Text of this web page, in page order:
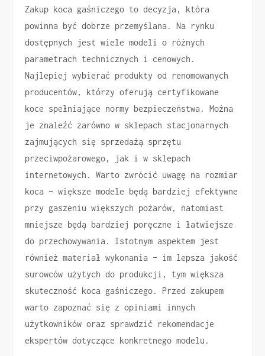
Zakup koca gaśniczego to decyzja, która
powinna być dobrze przemyślana. Na rynku
dostępnych jest wiele modeli o różnych
parametrach technicznych i cenowych.
Najlepiej wybierać produkty od renomowanych
producentów, którzy oferują certyfikowane
koce spełniające normy bezpieczeństwa. Można
je znaleźć zarówno w sklepach stacjonarnych
zajmujących się sprzedażą sprzętu
przeciwpożarowego, jak i w sklepach
internetowych. Warto zwrócić uwagę na rozmiar
koca – większe modele będą bardziej efektywne
przy gaszeniu większych pożarów, natomiast
mniejsze będą bardziej poręczne i łatwiejsze
do przechowywania. Istotnym aspektem jest
również materiał wykonania – im lepsza jakość
surowców użytych do produkcji, tym większa
skuteczność koca gaśniczego. Przed zakupem
warto zapoznać się z opiniami innych
użytkowników oraz sprawdzić rekomendacje
ekspertów dotyczące konkretnego modelu.